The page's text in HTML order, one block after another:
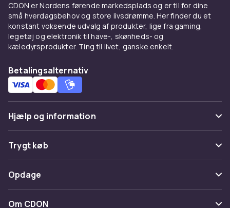
bør udskiftes regelmæssigt for at bevare en
tæt og behagelig barbering. De fleste
producenter anbefaler udskiftning hver tolvte
til attende måned. Rengøringsvæsker og
mekanismen i topform.
Kompletér din
barberingsrutine
For en komplet oplevelse kan du kombinere dit
tilbehør med en
beskytte huden. Udforsk hele udvalget under
barbering og pleje.
CDON er Nordens førende markedsplads og er til for dine
små hverdagsbehov og store livsdrømme. Her finder du et
konstant voksende udvalg af produkter, lige fra gaming,
legetøj og elektronik til have-, skønheds- og
kæledyrsprodukter. Ting til livet, ganske enkelt.
Betalingsalternativ
Hjælp og information
Ofte stillede spørgsmål
Spor pakke
Fortryd & returner her
Kontakt os
Trygt køb
Betaling
Levering
Opdage
Kategorier
Om CDON